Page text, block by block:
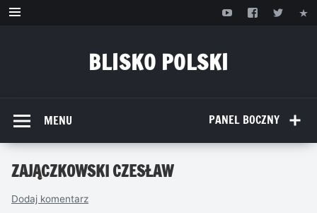
Przejdź
BLISKO POLSKI
PANEL BOCZNY
MENU
ZAJĄCZKOWSKI CZESŁAW
Dodaj komentarz